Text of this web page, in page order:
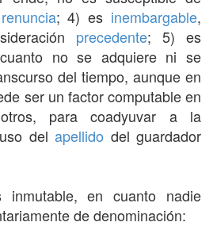
renuncia; 4) es inembargable,
precedente; 5) es
no se adquiere ni se
del tiempo, aunque en
ser un factor computable en
para coadyuvar a la
delapellido del guardador
inmutable, en cuanto nadie
de denominación: